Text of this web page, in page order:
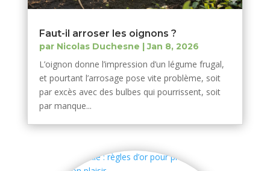
Faut-il arroser les oignons ?
par Nicolas Duchesne |Jan 8, 2026
L’oignon donne l’impression d’un légume frugal,
et pourtant l’arrosage pose vite problème, soit
par excès avec des bulbes qui pourrissent, soit
par manque...